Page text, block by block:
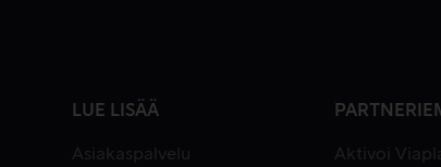
LUE LISÄÄ
Asiakaspalvelu
Aktivoi